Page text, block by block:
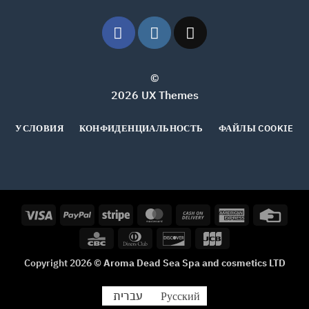
©
2026 UX Themes
УСЛОВИЯ КОНФИДЕНЦИАЛЬНОСТЬ ФАЙЛЫ COOKIE
Visa PayPal Stripe MasterCardCash
On
Delivery
American
Dinners
Discover
Copyright 2026 ©Aroma Dead Sea Spa and cosmetics LTD
עברית Русский